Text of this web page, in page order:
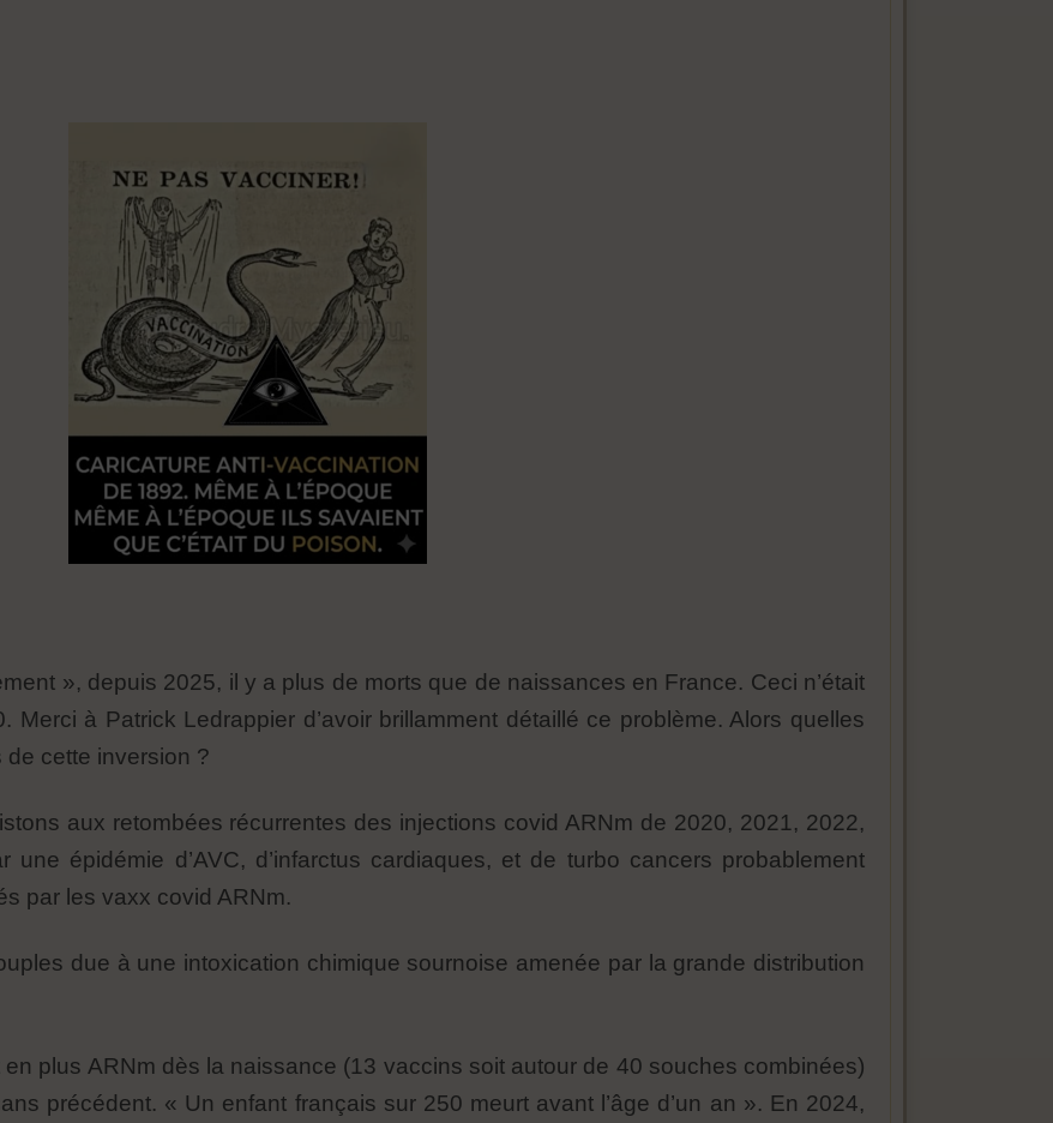
», depuis 2025, il y a plus de morts que de naissances en France. Ceci n’était
à Patrick Ledrappier d’avoir brillamment détaillé ce problème. Alors quelles
cette inversion ?
aux retombées récurrentes des injections covid ARNm de 2020, 2021, 2022,
une épidémie d’AVC, d’infarctus cardiaques, et de turbo cancers probablement
par les vaxx covid ARNm.
due à une intoxication chimique sournoise amenée par la grande distribution
plus ARNm dès la naissance (13 vaccins soit autour de 40 souches combinées)
précédent. « Un enfant français sur 250 meurt avant l’âge d’un an ». En 2024,